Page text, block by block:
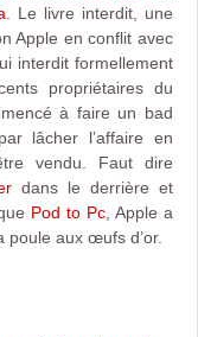
. Le livre interdit, une
Apple en conflit avec
interdit formellement
propriétaires du
à faire un bad
lâcher l’affaire en
vendu. Faut dire
dans le derrière et
Pod to Pc , Apple a
poule aux œufs d’or.